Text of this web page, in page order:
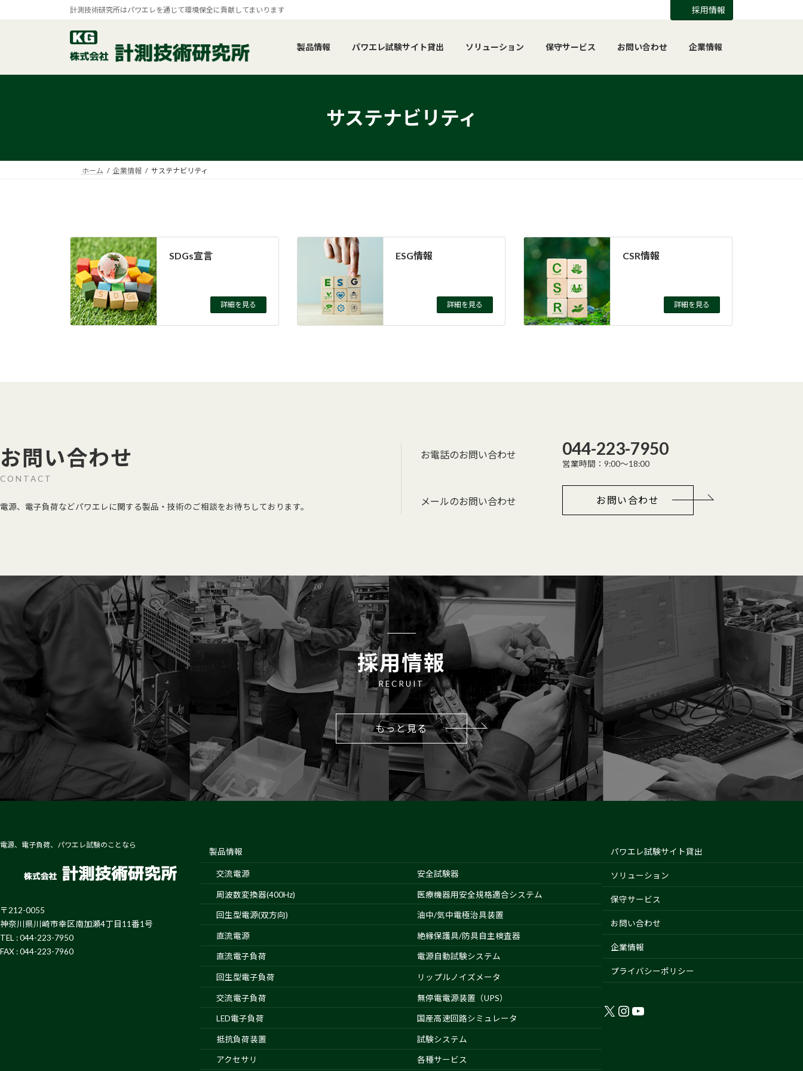
へ
ョ
計測技術研究所はパワエレを通じて環境保全に貢献してまいります 採用情報
製品情報 パワエレ試験サイト貸出 ソリューション 保守サービス お問い合わせ 企業情報
サステナビリティ
ホーム 企業情報 サステナビリティ
SDGs宣言
詳細を見る
ESG情報
詳細を見る
CSR情報
詳細を見る
お問い合わせ
CONTACT
電源、電子負荷などパワエレに関する製品・技術のご相談をお待ちしております。
お電話のお問い合わせ 044-223-7950
営業時間：9:00～18:00
メールのお問い合わせ お問い合わせ
採用情報
RECRUIT
もっと見る
電源、電子負荷、パワエレ試験のことなら
〒212-0055
神奈川県川崎市幸区南加瀬4丁目11番1号
TEL : 044-223-7950
FAX : 044-223-7960
製品情報
交流電源
周波数変換器(400Hz)
回生型電源(双方向)
直流電源
直流電子負荷
回生型電子負荷
交流電子負荷
LED電子負荷
抵抗負荷装置
アクセサリ
安全試験器
医療機器用安全規格適合システム
油中/気中電極治具装置
絶縁保護具/防具自主検査器
電源自動試験システム
リップルノイズメータ
無停電電源装置（UPS）
国産高速回路シミュレータ
試験システム
各種サービス
パワエレ試験サイト貸出
ソリューション
保守サービス
お問い合わせ
企業情報
プライバシーポリシー
X Instagram
YouTube